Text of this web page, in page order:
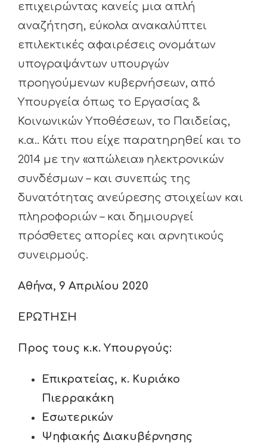
επιχειρώντας κανείς μια απλή
αναζήτηση, εύκολα ανακαλύπτει
επιλεκτικές αφαιρέσεις ονομάτων
υπογραψάντων υπουργών
προηγούμενων κυβερνήσεων, από
Υπουργεία όπως το Εργασίας &
Κοινωνικών Υποθέσεων, το Παιδείας,
κ.α.. Κάτι που είχε παρατηρηθεί και το
2014 με την «απώλεια» ηλεκτρονικών
συνδέσμων – και συνεπώς της
δυνατότητας ανεύρεσης στοιχείων και
πληροφοριών – και δημιουργεί
πρόσθετες απορίες και αρνητικούς
συνειρμούς.
Αθήνα, 9 Απριλίου 2020
ΕΡΩΤΗΣΗ
Προς τους κ.κ. Υπουργούς:
Επικρατείας, κ. Κυριάκο
Πιερρακάκη
Εσωτερικών
Ψηφιακής Διακυβέρνησης